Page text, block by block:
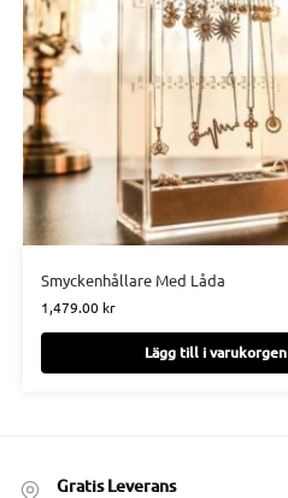
Smyckenhållare Med Låda
1,479.00 kr
Lägg till i varukorgen
Gratis Leverans